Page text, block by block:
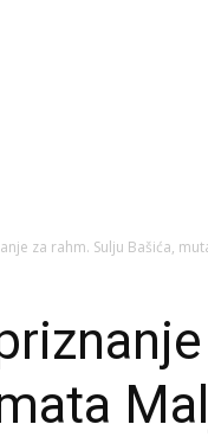
za rahm. Sulju Bašića,